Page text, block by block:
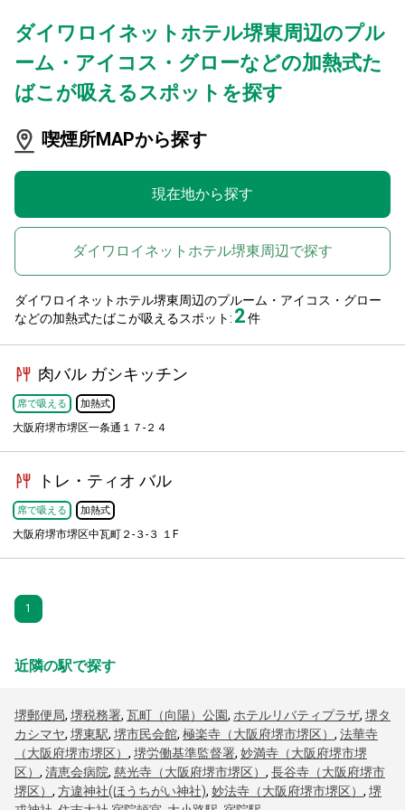
ダイワロイネットホテル堺東周辺のプル
ーム・アイコス・グローなどの加熱式た
ばこが吸えるスポットを探す
喫煙所MAPから探す
現在地から探す
ダイワロイネットホテル堺東周辺で探す
ダイワロイネットホテル堺東周辺のプルーム・アイコス・グロー
などの加熱式たばこが吸えるスポット: 2件
肉バル ガシキッチン
席で吸える 加熱式
大阪府堺市堺区一条通１７-２４
トレ・ティオ バル
席で吸える 加熱式
大阪府堺市堺区中瓦町２-３-３ １F
1
近隣の駅で探す
堺郵便局, 堺税務署, 瓦町（向陽）公園, ホテルリバティプラザ, 堺タ
カシマヤ, 堺東駅, 堺市民会館, 極楽寺（大阪府堺市堺区） , 法華寺
（大阪府堺市堺区） , 堺労働基準監督署, 妙満寺（大阪府堺市堺
区） , 清恵会病院, 慈光寺（大阪府堺市堺区） , 長谷寺（大阪府堺市
堺区） , 方違神社(ほうちがい神社), 妙法寺（大阪府堺市堺区） , 堺